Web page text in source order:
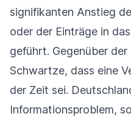
signifikanten Anstieg
oder der Einträge in
geführt. Gegenüber
Schwartze, dass eine
der Zeit sei.
Informationsproblem,